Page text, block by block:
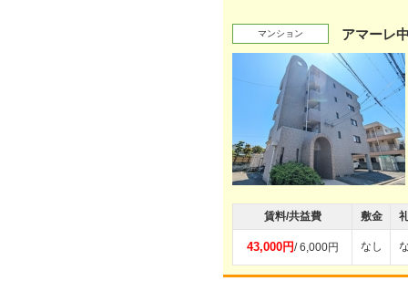
マンション アマーレ
賃料/共益費 敷金
43,000円/ 6,000円 なし